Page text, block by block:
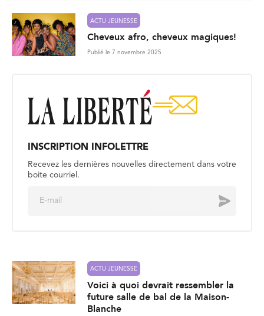
ACTU JEUNESSE
Cheveux afro, cheveux magiques!
Publié le 7 novembre 2025
INSCRIPTION INFOLETTRE
Recevez les dernières nouvelles directement dans votre
boite courriel.
Envoyer
ACTU JEUNESSE
Voici à quoi devrait ressembler la
future salle de bal de la Maison-
Blanche